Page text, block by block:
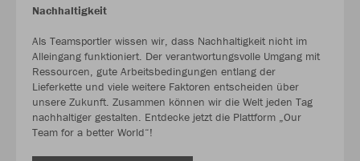
Nachhaltigkeit
Als Teamsportler wissen wir, dass Nachhaltigkeit nicht im
Alleingang funktioniert. Der verantwortungsvolle Umgang mit
Ressourcen, gute Arbeitsbedingungen entlang der
Lieferkette und viele weitere Faktoren entscheiden über
unsere Zukunft. Zusammen können wir die Welt jeden Tag
nachhaltiger gestalten. Entdecke jetzt die Plattform „Our
Team for a better World“!